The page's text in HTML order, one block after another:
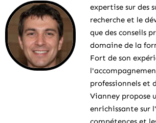
expertise sur des
recherche et le
que des conseils
domaine de la
Fort de son
professionnels et
Vianney propose
enrichissante sur